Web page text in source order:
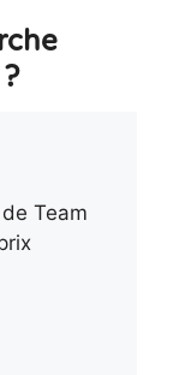
Team